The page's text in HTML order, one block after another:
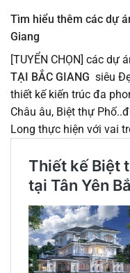
Tìm hiểu thêm các dự
Giang
[TUYỂN CHỌN] các dự
TẠI BẮC GIANG siêu
thiết kế kiến trúc đa
Châu âu, Biệt thự
Long thực hiện với vai